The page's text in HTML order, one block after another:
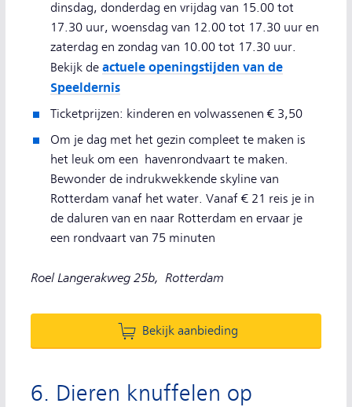
dinsdag, donderdag en vrijdag van 15.00 tot
17.30 uur, woensdag van 12.00 tot 17.30 uur en
zaterdag en zondag van 10.00 tot 17.30 uur.
Bekijk de actuele openingstijden van de
Speeldernis
Ticketprijzen: kinderen en volwassenen € 3,50
Om je dag met het gezin compleet te maken is
het leuk om een havenrondvaart te maken.
Bewonder de indrukwekkende skyline van
Rotterdam vanaf het water. Vanaf € 21 reis je in
de daluren van en naar Rotterdam en ervaar je
een rondvaart van 75 minuten
Roel Langerakweg 25b, Rotterdam
Bekijk aanbieding
6. Dieren knuffelen op